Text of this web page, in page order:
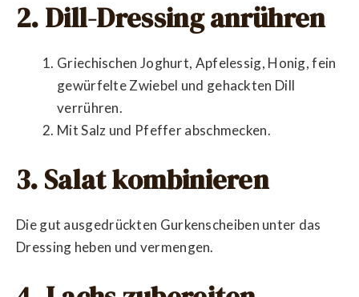
2. Dill-Dressing anrühren
Griechischen Joghurt, Apfelessig, Honig, fein
gewürfelte Zwiebel und gehackten Dill
verrühren.
Mit Salz und Pfeffer abschmecken.
3. Salat kombinieren
Die gut ausgedrückten Gurkenscheiben unter das
Dressing heben und vermengen.